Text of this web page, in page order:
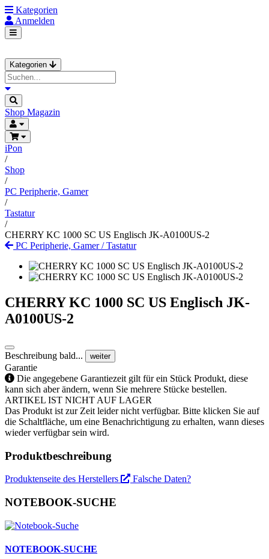
Kategorien
Anmelden
Kategorien
Shop Magazin
iPon
/
Shop
/
PC Peripherie, Gamer
/
Tastatur
/
CHERRY KC 1000 SC US Englisch JK-A0100US-2
PC Peripherie, Gamer/Tastatur
CHERRY KC 1000 SC US Englisch JK-
A0100US-2
Beschreibung bald... weiter
Garantie
Die angegebene Garantiezeit gilt für ein Stück Produkt, diese
kann sich aber ändern, wenn Sie mehrere Stücke bestellen.
ARTIKEL IST NICHT AUF LAGER
Das Produkt ist zur Zeit leider nicht verfügbar. Bitte klicken Sie auf
die Schaltfläche, um eine Benachrichtigung zu erhalten, wann dieses
wieder verfügbar sein wird.
Produktbeschreibung
Produktenseite des Herstellers Falsche Daten?
NOTEBOOK-SUCHE
NOTEBOOK-SUCHE